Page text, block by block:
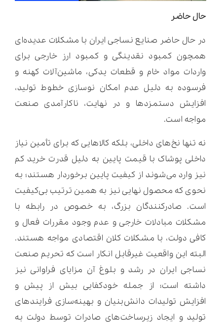
حال حاضر
در حال حاضر صنایع نساجی ایران با مشکلات عدیده‌ای
همچون کمبود نقدینگی و کمبود ارز خارجی برای
واردات مواد خام و قطعات یدکی، ماشین‌آلات کهنه و
فرسوده به دلیل عدم امکان نوسازی خطوط تولید،
افزایش دستمزدها و در نهایت، ناکارآمدی صنعت
مواجه است.
نه تنها نخ‌های داخلی، بلکه کالاهایی که برای تأمین نیاز
داخلی پوشاک با قیمت پایین به دلیل قدرت خرید کم
نیز وارد می‌شوند از کیفیت پایین برخوردار هستند؛ به
نحوی که محصول نهایی نیز به همین ترتیب بی‌کیفیت
است. صادرکنندگان بزرگ، به خصوص در رابطه با
مشکلات مبادلات خارجی و عدم وجود مقررات فعال و
کافی دولت، با مشکلات کلان اقتصادی مواجه هستند.
البته این واقعیت غیرقابل انکار است که تحریم صنعت
نساجی ایران در رشد و بلوغ آن مزایای فراوانی نیز
داشته است؛ از جمله خودکفایی بیش از پیش و
افزایش تولیدات دانش‌بنیان و بهینه‌سازی فرایندهای
تولید و ایجاد زیرساخت‌های صادرات توسط دولت به